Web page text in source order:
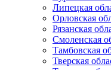
Липецкая
Орловская
Рязанская
Смоленская
Тамбовская
Тверская